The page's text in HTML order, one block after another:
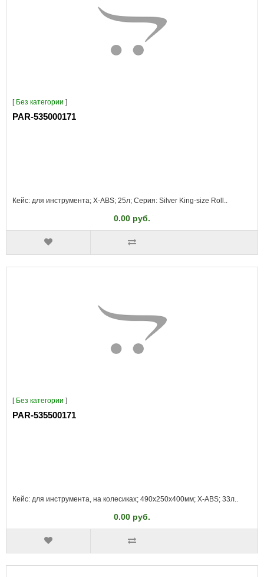
[ Без категории ]
PAR-535000171
Кейс: для инструмента; X-ABS; 25л; Серия: Silver King-size Roll..
0.00 руб.
[ Без категории ]
PAR-535500171
Кейс: для инструмента, на колесиках; 490x250x400мм; X-ABS; 33л..
0.00 руб.